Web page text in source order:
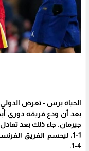
الحياة برس - تعرض
جيرمان. جاء ذلك بعد
1-1، ليحسم الفريق
4-1.